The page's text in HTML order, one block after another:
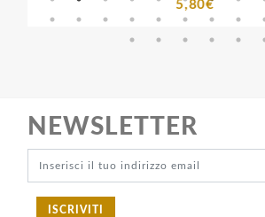
5,80€
NEWSLETTER
ISCRIVITI